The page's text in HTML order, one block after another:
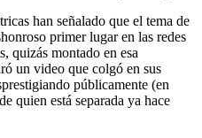
han señalado que el tema de
primer lugar en las redes
quizás montado en esa
un video que colgó en sus
públicamente (en
quien está separada ya hace